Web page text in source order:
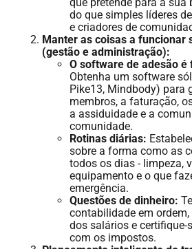
do que simples líderes
e criadores de
Manter as coisas a funcionar
(gestão e administração):
O software de adesão é
Obtenha um software
Pike13, Mindbody) para
membros, a faturação,
a assiduidade e a
comunidade.
Rotinas diárias:
sobre a forma como as
todos os dias - limpeza,
equipamento e o que
emergência.
Questões de dinheiro:
contabilidade em
dos salários e certifique-
com os impostos.